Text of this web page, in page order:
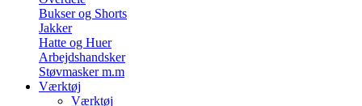
Bukser og Shorts
Jakker
Hatte og Huer
Arbejdshandsker
Støvmasker m.m
Værktøj
Værktøj